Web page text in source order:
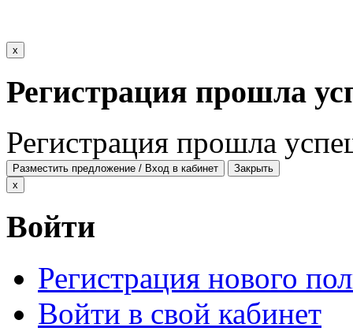
x
Регистрация прошла
Регистрация прошла
Разместить предложение / Вход в кабинет
Закрыть
x
Войти
Регистрация нового
Войти в свой кабинет